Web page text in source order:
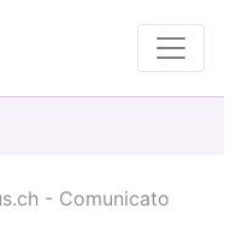
- Comunicato